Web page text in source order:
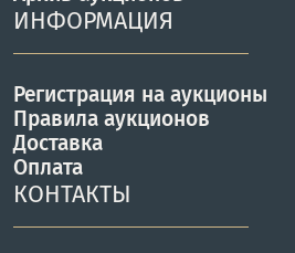
ИНФОРМАЦИЯ
Регистрация на аукционы
Правила аукционов
Доставка
Оплата
КОНТАКТЫ